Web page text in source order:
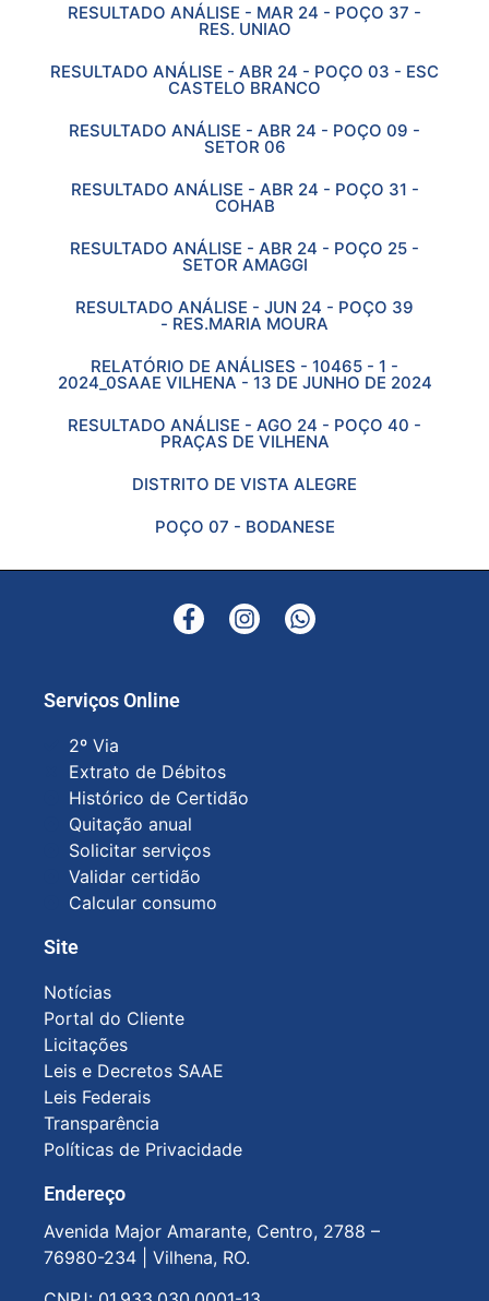
RESULTADO ANÁLISE - MAR 24 - POÇO 37 -
RES. UNIAO
RESULTADO ANÁLISE - ABR 24 - POÇO 03 - ESC
CASTELO BRANCO
RESULTADO ANÁLISE - ABR 24 - POÇO 09 -
SETOR 06
RESULTADO ANÁLISE - ABR 24 - POÇO 31 -
COHAB
RESULTADO ANÁLISE - ABR 24 - POÇO 25 -
SETOR AMAGGI
RESULTADO ANÁLISE - JUN 24 - POÇO 39
- RES.MARIA MOURA
RELATÓRIO DE ANÁLISES - 10465 - 1 -
2024_0SAAE VILHENA - 13 DE JUNHO DE 2024
RESULTADO ANÁLISE - AGO 24 - POÇO 40 -
PRAÇAS DE VILHENA
DISTRITO DE VISTA ALEGRE
POÇO 07 - BODANESE
Serviços Online
2º Via
Extrato de Débitos
Histórico de Certidão
Quitação anual
Solicitar serviços
Validar certidão
Calcular consumo
Site
Notícias
Portal do Cliente
Licitações
Leis e Decretos SAAE
Leis Federais
Transparência
Políticas de Privacidade
Endereço
Avenida Major Amarante, Centro, 2788 –
76980-234 | Vilhena, RO.